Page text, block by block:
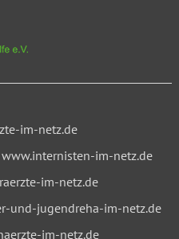
im-netz.de
www.internisten-im-netz.de
im-netz.de
und-jugendreha-im-netz.de
im-netz.de